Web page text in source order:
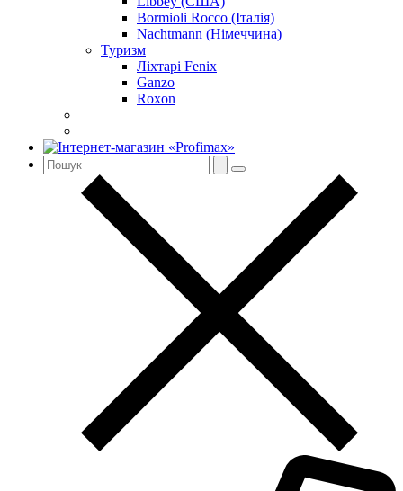
Bormioli Rocco (Італія)
Nachtmann (Німеччина)
Туризм
Ліхтарі Fenix
Ganzo
Roxon